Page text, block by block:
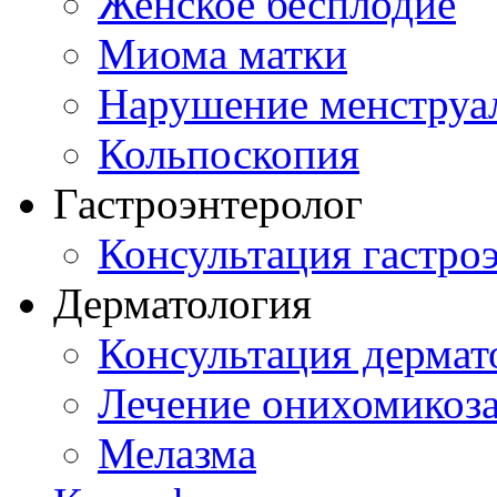
Миома матки
Нарушение
Кольпоскопия
Гастроэнтеролог
Консультация
Дерматология
Консультация
Лечение
Мелазма